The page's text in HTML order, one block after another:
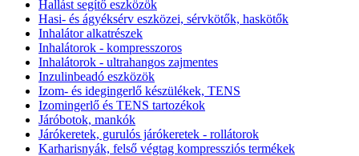
Hallást segítő eszközök
Hasi- és ágyéksérv eszközei, sérvkötők, haskötők
Inhalátor alkatrészek
Inhalátorok - kompresszoros
Inhalátorok - ultrahangos zajmentes
Inzulinbeadó eszközök
Izom- és idegingerlő készülékek, TENS
Izomingerlő és TENS tartozékok
Járóbotok, mankók
Járókeretek, gurulós járókeretek - rollátorok
Karharisnyák, felső végtag kompressziós termékek